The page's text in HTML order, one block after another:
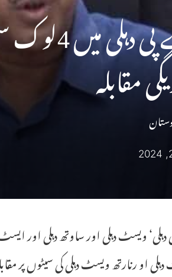
انڈیا بلاک سیٹوں
ویسٹ دہلی اور ساوتھ دہلی اور
او رنارتھ ویسٹ دہلی کی سیٹوں پر